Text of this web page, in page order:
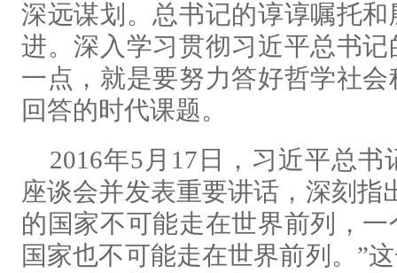
深远谋划。总书记的谆谆嘱托
进。深入学习贯彻习近平总书
一点，就是要努力答好哲学社
回答的时代课题。
2016年5月17日，习近平总
座谈会并发表重要讲话，深刻指
的国家不可能走在世界前列，
国家也不可能走在世界前列。”